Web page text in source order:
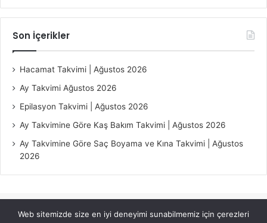
Son İçerikler
Hacamat Takvimi | Ağustos 2026
Ay Takvimi Ağustos 2026
Epilasyon Takvimi | Ağustos 2026
Ay Takvimine Göre Kaş Bakım Takvimi | Ağustos 2026
Ay Takvimine Göre Saç Boyama ve Kına Takvimi | Ağustos
2026
© Copyright 2026, All Rights Reserved | Jannah Theme by
Web sitemizde size en iyi deneyimi sunabilmemiz için çerezleri